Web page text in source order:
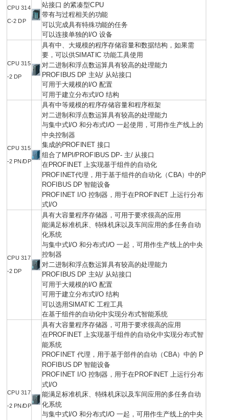
CPU 314
C-2 DP
站接口 的紧凑型CPU
带有与过程相关的功能
可以完成具有特殊功能的任务
可以连接单独的I/O 设备
CPU 315
-2 DP
具有中、大规模的程序存储容量和数据结构，如果需
要，可以供SIMATIC 功能工具使用
对二进制和浮点数运算具有较高的处理能力
PROFIBUS DP 主站/ 从站接口
可用于大规模的I/O 配置
可用于建立分布式I/O 结构
CPU 315
-2 PN/DP
具有中等规模的程序存储容量和程序框架
对二进制和浮点数运算具有较高的处理能力
与集中式I/O 和分布式I/O 一起使用，可用作生产线上的
中央控制器
集成的PROFINET 接口
组合了MPI/PROFIBUS DP- 主/ 从接口
在PROFINET 上实现基于组件的自动化
PROFINET代理，用于基于组件的自动化（CBA）中的P
ROFIBUS DP 智能设备
PROFINET I/O 控制器，用于在PROFINET 上运行分布
式I/O
CPU 317
-2 DP
具有大容量程序存储器，可用于要求很高的应用
能满足标准机床、特殊机床以及车间应用的多任务自动
化系统
与集中式I/O 和分布式I/O 一起，可用作生产线上的中央
控制器
对二进制和浮点数运算具有较高的处理能力
PROFIBUS DP 主站/ 从站接口
可用于大规模的I/O 配置
可用于建立分布式I/O 结构
可以选用SIMATIC 工程工具
在基于组件的自动化中实现分布式智能系统
CPU 317
-2 PN/DP
具有大容量程序存储器，可用于要求很高的应用
在PROFINET 上实现基于组件的自动化中实现分布式智
能系统
PROFINET 代理，用于基于部件的自动（CBA）中的 P
ROFIBUS DP 智能设备
PROFINET I/O 控制器，用于在PROFINET 上运行分布
式I/O
能满足标准机床、特殊机床以及车间应用的多任务自动
化系统
与集中式I/O 和分布式I/O 一起，可用作生产线上的中央